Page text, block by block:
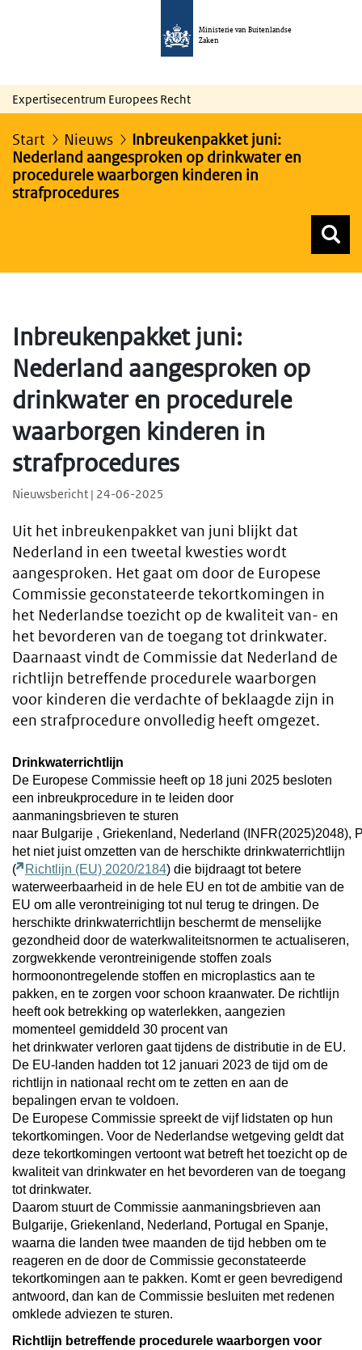
Ministerie van Buitenlandse
Zaken
Expertisecentrum Europees Recht
Start Nieuws
Inbreukenpakket juni:
Nederland aangesproken op drinkwater en
procedurele waarborgen kinderen in
strafprocedures
Inbreukenpakket juni:
Nederland aangesproken op
drinkwater en procedurele
waarborgen kinderen in
strafprocedures
Nieuwsbericht | 24-06-2025
Uit het inbreukenpakket van juni blijkt dat
Nederland in een tweetal kwesties wordt
aangesproken. Het gaat om door de Europese
Commissie geconstateerde tekortkomingen in
het Nederlandse toezicht op de kwaliteit van- en
het bevorderen van de toegang tot drinkwater.
Daarnaast vindt de Commissie dat Nederland de
richtlijn betreffende procedurele waarborgen
voor kinderen die verdachte of beklaagde zijn in
een strafprocedure onvolledig heeft omgezet.
Drinkwaterrichtlijn
De Europese Commissie heeft op 18 juni 2025 besloten
een inbreukprocedure in te leiden door
aanmaningsbrieven te sturen
naar Bulgarije , Griekenland, Nederland (INFR(2025)2048),
het niet juist omzetten van de herschikte drinkwaterrichtlijn
(
Richtlijn (EU) 2020/2184) die bijdraagt tot betere
waterweerbaarheid in de hele EU en tot de ambitie van de
EU om alle verontreiniging tot nul terug te dringen. De
herschikte drinkwaterrichtlijn beschermt de menselijke
gezondheid door de waterkwaliteitsnormen te actualiseren,
zorgwekkende verontreinigende stoffen zoals
hormoonontregelende stoffen en microplastics aan te
pakken, en te zorgen voor schoon kraanwater. De richtlijn
heeft ook betrekking op waterlekken, aangezien
momenteel gemiddeld 30 procent van
het drinkwater verloren gaat tijdens de distributie in de EU.
De EU-landen hadden tot 12 januari 2023 de tijd om de
richtlijn in nationaal recht om te zetten en aan de
bepalingen ervan te voldoen.
De Europese Commissie spreekt de vijf lidstaten op hun
tekortkomingen. Voor de Nederlandse wetgeving geldt dat
deze tekortkomingen vertoont wat betreft het toezicht op de
kwaliteit van drinkwater en het bevorderen van de toegang
tot drinkwater.
Daarom stuurt de Commissie aanmaningsbrieven aan
Bulgarije, Griekenland, Nederland, Portugal en Spanje,
waarna die landen twee maanden de tijd hebben om te
reageren en de door de Commissie geconstateerde
tekortkomingen aan te pakken. Komt er geen bevredigend
antwoord, dan kan de Commissie besluiten met redenen
omklede adviezen te sturen.
Richtlijn betreffende procedurele waarborgen voor